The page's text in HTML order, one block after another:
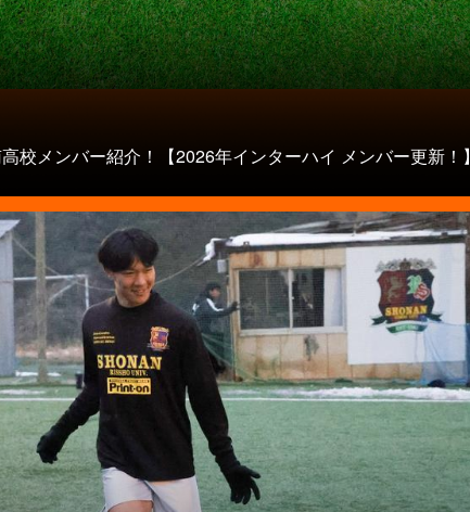
校メンバー紹介！【2026年インターハイ メンバー更新！】